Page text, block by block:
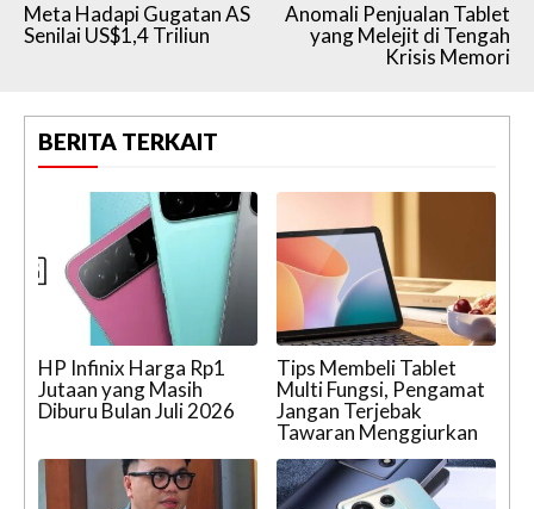
Meta Hadapi Gugatan AS
Senilai US$1,4 Triliun
Anomali Penjualan Tablet
yang Melejit di Tengah
Krisis Memori
BERITA TERKAIT
HP Infinix Harga Rp1
Jutaan yang Masih
Diburu Bulan Juli 2026
Tips Membeli Tablet
Multi Fungsi, Pengamat
Jangan Terjebak
Tawaran Menggiurkan